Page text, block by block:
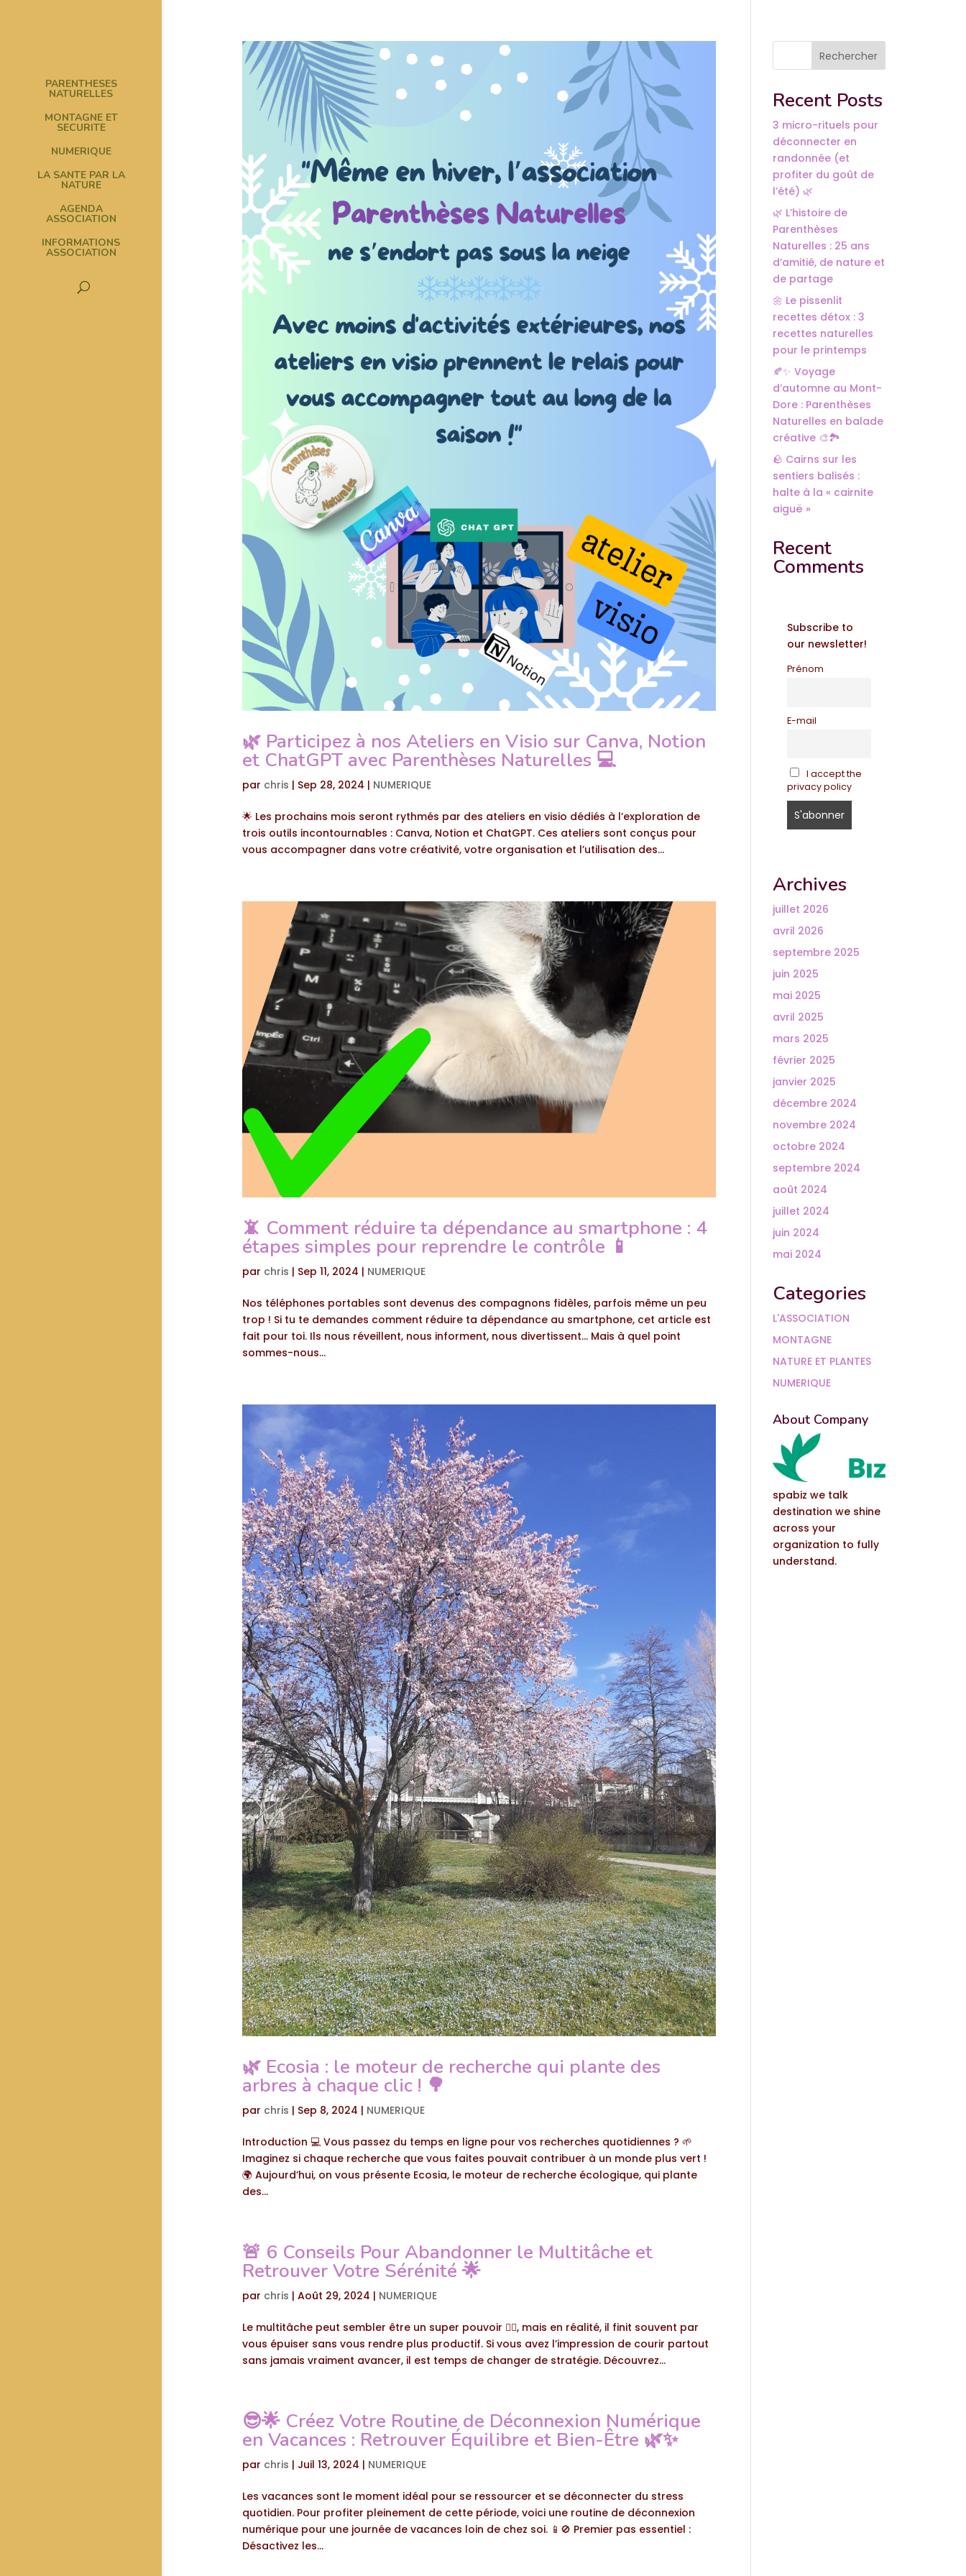
PARENTHESES
NATURELLES
MONTAGNE ET
SECURITE
NUMERIQUE
LA SANTE PAR LA
NATURE
AGENDA
ASSOCIATION
INFORMATIONS
ASSOCIATION
🌿 Participez à nos Ateliers en Visio sur Canva, Notion
et ChatGPT avec Parenthèses Naturelles 💻
par chris | Sep 28, 2024 | NUMERIQUE
🌟 Les prochains mois seront rythmés par des ateliers en visio dédiés à l’exploration de
trois outils incontournables : Canva, Notion et ChatGPT. Ces ateliers sont conçus pour
vous accompagner dans votre créativité, votre organisation et l’utilisation des...
📵 Comment réduire ta dépendance au smartphone : 4
étapes simples pour reprendre le contrôle 📱
par chris | Sep 11, 2024 | NUMERIQUE
Nos téléphones portables sont devenus des compagnons fidèles, parfois même un peu
trop ! Si tu te demandes comment réduire ta dépendance au smartphone, cet article est
fait pour toi. Ils nous réveillent, nous informent, nous divertissent… Mais à quel point
sommes-nous...
🌿 Ecosia : le moteur de recherche qui plante des
arbres à chaque clic ! 🌳
par chris | Sep 8, 2024 | NUMERIQUE
Introduction 💻 Vous passez du temps en ligne pour vos recherches quotidiennes ? 🌱
Imaginez si chaque recherche que vous faites pouvait contribuer à un monde plus vert !
🌍 Aujourd’hui, on vous présente Ecosia, le moteur de recherche écologique, qui plante
des...
🚨 6 Conseils Pour Abandonner le Multitâche et
Retrouver Votre Sérénité 🌟
par chris | Août 29, 2024 | NUMERIQUE
Le multitâche peut sembler être un super pouvoir 🦸‍♀️, mais en réalité, il finit souvent par
vous épuiser sans vous rendre plus productif. Si vous avez l’impression de courir partout
sans jamais vraiment avancer, il est temps de changer de stratégie. Découvrez...
😎🌟 Créez Votre Routine de Déconnexion Numérique
en Vacances : Retrouver Équilibre et Bien-Être 🌿✨
par chris | Juil 13, 2024 | NUMERIQUE
Les vacances sont le moment idéal pour se ressourcer et se déconnecter du stress
quotidien. Pour profiter pleinement de cette période, voici une routine de déconnexion
numérique pour une journée de vacances loin de chez soi. 📱🚫 Premier pas essentiel :
Désactivez les...
Rechercher
Recent Posts
3 micro-rituels pour
déconnecter en
randonnée (et
profiter du goût de
l’été) 🌿
🌿 L’histoire de
Parenthèses
Naturelles : 25 ans
d’amitié, de nature et
de partage
🌼 Le pissenlit
recettes détox : 3
recettes naturelles
pour le printemps
🍂✨ Voyage
d’automne au Mont-
Dore : Parenthèses
Naturelles en balade
créative 🎨🏞️
🪨 Cairns sur les
sentiers balisés :
halte à la « cairnite
aiguë »
Recent
Comments
Subscribe to
our newsletter!
Prénom
E-mail
I accept the
privacy policy
Archives
juillet 2026
avril 2026
septembre 2025
juin 2025
mai 2025
avril 2025
mars 2025
février 2025
janvier 2025
décembre 2024
novembre 2024
octobre 2024
septembre 2024
août 2024
juillet 2024
juin 2024
mai 2024
Categories
L'ASSOCIATION
MONTAGNE
NATURE ET PLANTES
NUMERIQUE
About Company
spabiz we talk
destination we shine
across your
organization to fully
understand.